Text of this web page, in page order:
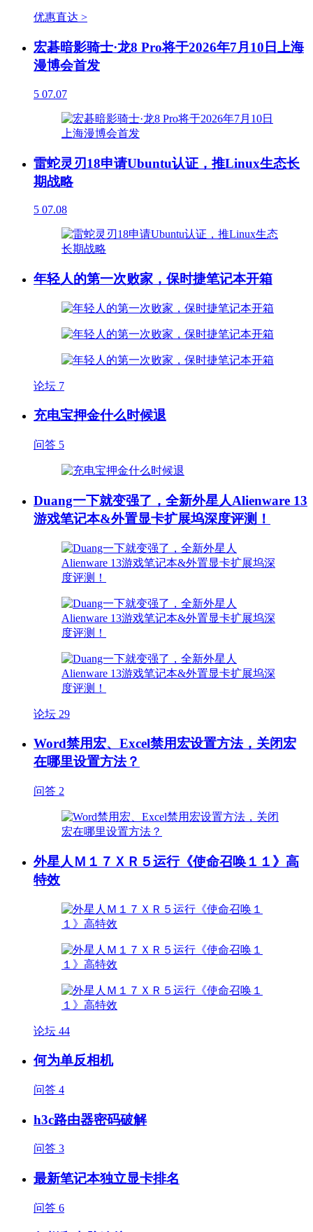
优惠直达 >
宏碁暗影骑士·龙8 Pro将于2026年7月10日上海
漫博会首发
5 07.07
雷蛇灵刃18申请Ubuntu认证，推Linux生态长
期战略
5 07.08
年轻人的第一次败家，保时捷笔记本开箱
论坛 7
充电宝押金什么时候退
问答 5
Duang一下就变强了，全新外星人Alienware 13
游戏笔记本&外置显卡扩展坞深度评测！
论坛 29
Word禁用宏、Excel禁用宏设置方法，关闭宏
在哪里设置方法？
问答 2
外星人Ｍ１７ＸＲ５运行《使命召唤１１》高
特效
论坛 44
何为单反相机
问答 4
h3c路由器密码破解
问答 3
最新笔记本独立显卡排名
问答 6